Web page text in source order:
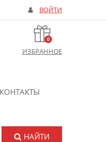
ВОЙТИ
0
ИЗБРАННОЕ
КОНТАКТЫ
НАЙТИ